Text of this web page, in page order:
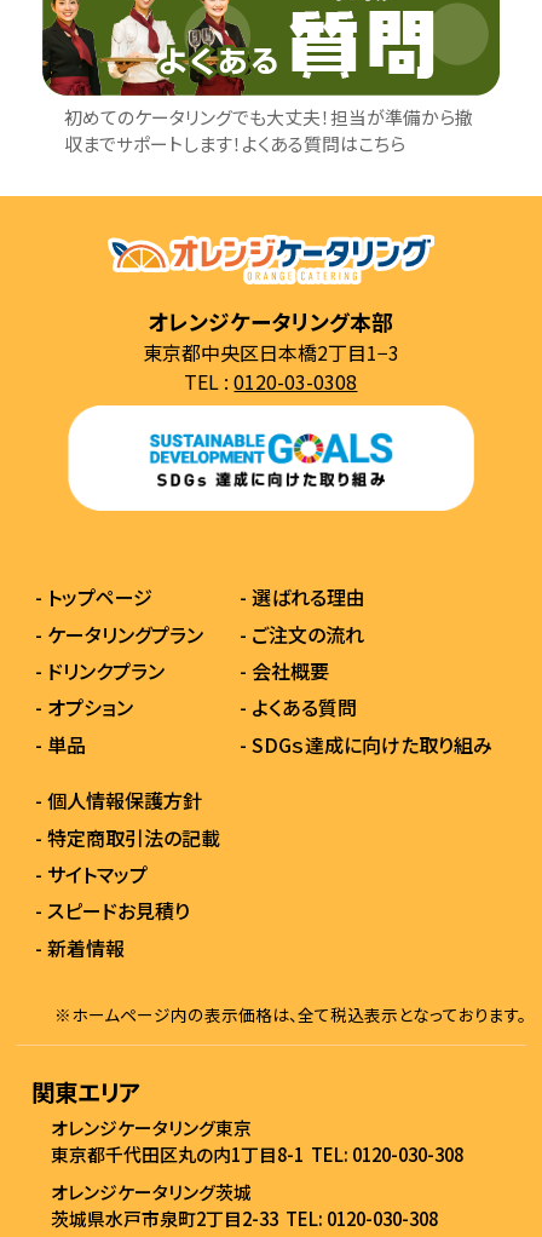
初めてのケータリングでも大丈夫！担当が準備から撤
収までサポートします！よくある質問はこちら
オレンジケータリング本部
東京都中央区日本橋2丁目1−3
TEL :0120-03-0308
- トップページ
- ケータリングプラン
- ドリンクプラン
- オプション
- 単品
- 選ばれる理由
- ご注文の流れ
- 会社概要
- よくある質問
- SDGｓ達成に向けた取り組み
- 個人情報保護方針
- 特定商取引法の記載
- サイトマップ
- スピードお見積り
- 新着情報
※ホームページ内の表示価格は、全て税込表示となっております。
関東エリア
オレンジケータリング東京
東京都千代田区丸の内1丁目8-1 TEL: 0120-030-308
オレンジケータリング茨城
茨城県水戸市泉町2丁目2-33 TEL: 0120-030-308